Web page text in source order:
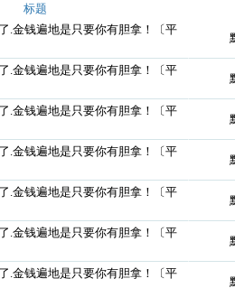
标题
.金钱遍地是只要你有胆拿！〔平
.金钱遍地是只要你有胆拿！〔平
.金钱遍地是只要你有胆拿！〔平
.金钱遍地是只要你有胆拿！〔平
.金钱遍地是只要你有胆拿！〔平
.金钱遍地是只要你有胆拿！〔平
.金钱遍地是只要你有胆拿！〔平